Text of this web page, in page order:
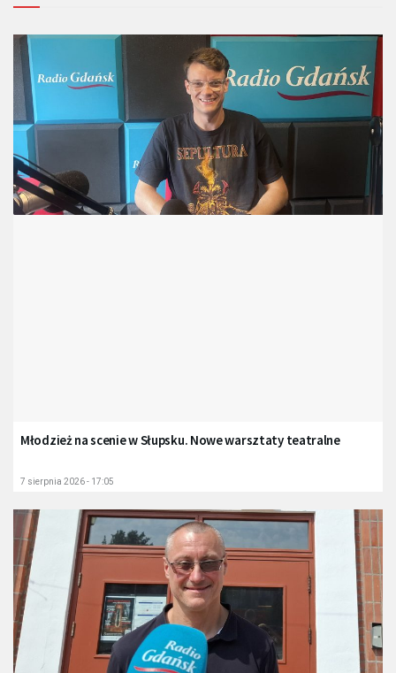
Młodzież na scenie w Słupsku. Nowe warsztaty teatralne
7 sierpnia 2026 - 17:05